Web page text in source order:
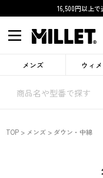
16,500円以上
メンズ ウィ
TOP メンズ ダウン・中綿